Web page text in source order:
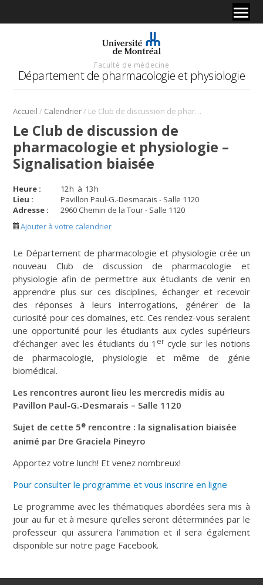
Faculté de médecine
Département de pharmacologie et physiologie
Accueil / Calendrier/ Le Club de discussion de pharmacologie et physiologie – Signalisation biaisée
Le Club de discussion de
pharmacologie et physiologie –
Signalisation biaisée
Heure : 12h à 13h
Lieu :
Pavillon Paul-G.-Desmarais - Salle 1120
Adresse :
2960 Chemin de la Tour - Salle 1120
Ajouter à votre calendrier
Le Département de pharmacologie et physiologie crée un
nouveau Club de discussion de pharmacologie et
physiologie afin de permettre aux étudiants de venir en
apprendre plus sur ces disciplines, échanger et recevoir
des réponses à leurs interrogations, générer de la
curiosité pour ces domaines, etc. Ces rendez-vous seraient
une opportunité pour les étudiants aux cycles supérieurs
d’échanger avec les étudiants du 1 er cycle sur les notions
de pharmacologie, physiologie et même de génie
biomédical.
Les rencontres auront lieu les mercredis midis au
Pavillon Paul-G.-Desmarais – Salle 1120
Sujet de cette 5e rencontre : la signalisation biaisée
animé par Dre Graciela Pineyro
Apportez votre lunch! Et venez nombreux!
Pour consulter le programme et vous inscrire en ligne
Le programme avec les thématiques abordées sera mis à
jour au fur et à mesure qu’elles seront déterminées par le
professeur qui assurera l’animation et il sera également
disponible sur notre page Facebook.